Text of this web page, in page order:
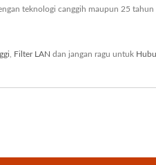
teknologi canggih maupun 25
Filter LAN dan jangan ragu untuk